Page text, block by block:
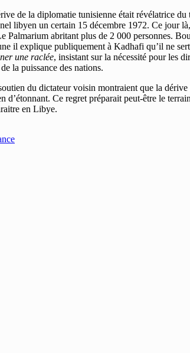
de la diplomatie tunisienne était révélatrice
libyen un certain 15 décembre 1972. Ce jour
Palmarium abritant plus de 2 000 personnes.
il explique publiquement à Kadhafi qu’il ne
une raclée, insistant sur la nécessité pour les
la puissance des nations.
du dictateur voisin montraient que la
Ce regret préparait peut-être le
en Libye.